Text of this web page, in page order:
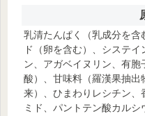
乳清たんぱく（乳成分を含
ド（卵を含む）、システ
ン、アガベイヌリン、有
酸）、甘味料（羅漢果抽出
来）、ひまわりレシチン、
ミド、パントテン酸カル